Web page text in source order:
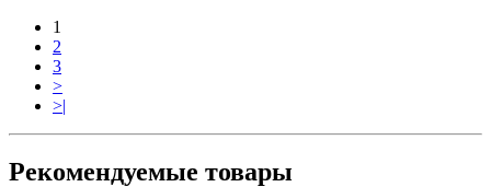
1
2
3
>
>|
Рекомендуемые товары